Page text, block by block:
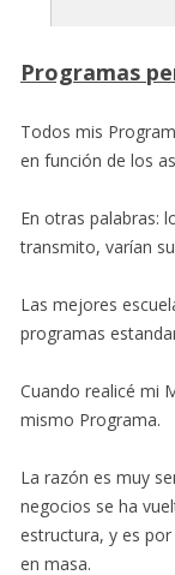
Programas
Todos mis
en función de los
En otras palabras:
transmito, varían
Las mejores
programas
Cuando realicé mi
mismo Programa.
La razón es muy
negocios se ha
estructura, y es
en masa.